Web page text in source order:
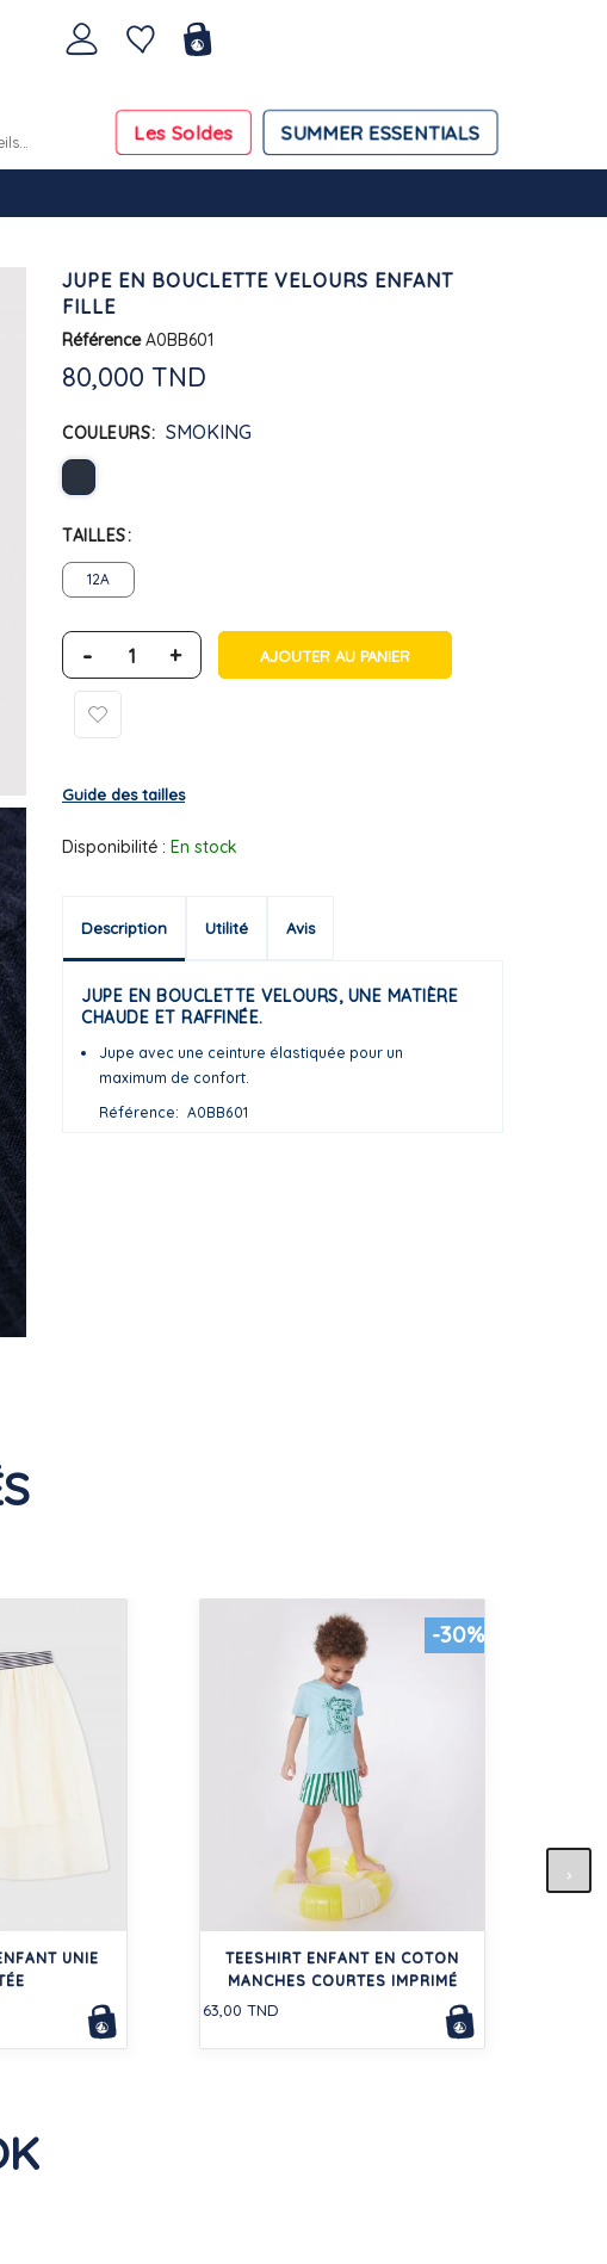
SUMMER ESSENTIALS
Les Soldes
JUPE EN BOUCLETTE VELOURS ENFANT
FILLE
Référence A0BB601
80,000 TND
COULEURS SMOKING
TAILLES
12A
- + AJOUTER AU PANIER
Guide des tailles
Disponibilité : En stock
Description Utilité Avis
JUPE EN BOUCLETTE VELOURS, UNE MATIÈRE
CHAUDE ET RAFFINÉE.
Jupe avec une ceinture élastiquée pour un
maximum de confort.
Référence
A0BB601
UNIE
-30%
TEESHIRT ENFANT EN COTON
MANCHES COURTES IMPRIMÉ
63,00 TND